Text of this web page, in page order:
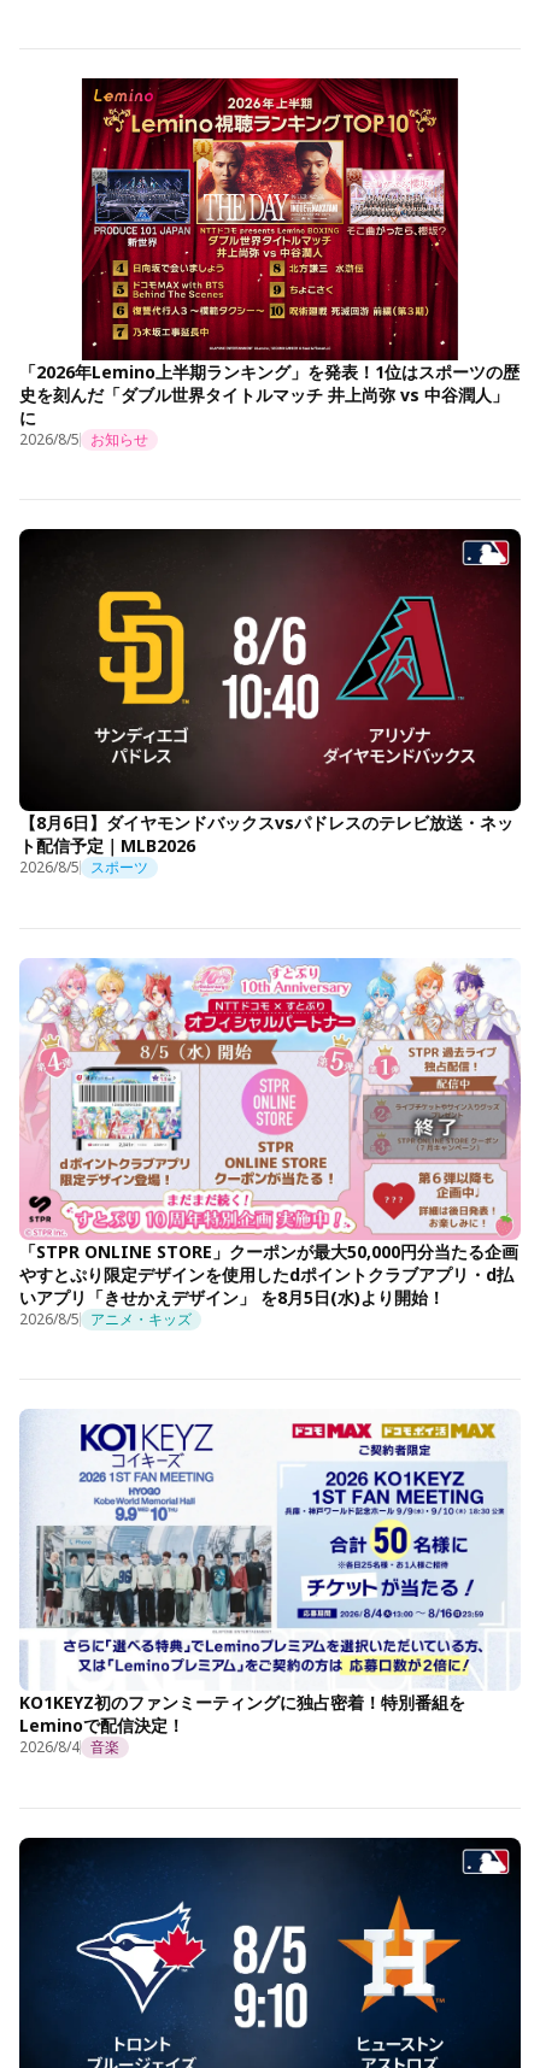
「2026年Lemino上半期ランキング」を発表！1位はスポーツの歴
史を刻んだ「ダブル世界タイトルマッチ 井上尚弥 vs 中谷潤人」
に
2026/8/5 お知らせ
【8月6日】ダイヤモンドバックスvsパドレスのテレビ放送・ネッ
ト配信予定｜MLB2026
2026/8/5 スポーツ
「STPR ONLINE STORE」クーポンが最大50,000円分当たる企画
やすとぷり限定デザインを使用したdポイントクラブアプリ・d払
いアプリ「きせかえデザイン」 を8月5日(水)より開始！
2026/8/5 アニメ・キッズ
KO1KEYZ初のファンミーティングに独占密着！特別番組を
Leminoで配信決定！
2026/8/4 音楽